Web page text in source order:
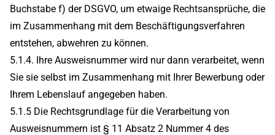
Buchstabe f) der DSGVO, um etwaige Rechtsansprüche, die
im Zusammenhang mit dem Beschäftigungsverfahren
entstehen, abwehren zu können.
5.1.4. Ihre Ausweisnummer wird nur dann verarbeitet, wenn
Sie sie selbst im Zusammenhang mit Ihrer Bewerbung oder
Ihrem Lebenslauf angegeben haben.
5.1.5 Die Rechtsgrundlage für die Verarbeitung von
Ausweisnummern ist § 11 Absatz 2 Nummer 4 des